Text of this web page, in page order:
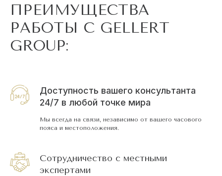
ПРЕИМУЩЕСТВА
РАБОТЫ С GELLERT
GROUP:
Доступность вашего консультанта
24/7 в любой точке мира
Мы всегда на связи, независимо от вашего часового
пояса и местоположения.
Сотрудничество с местными
экспертами